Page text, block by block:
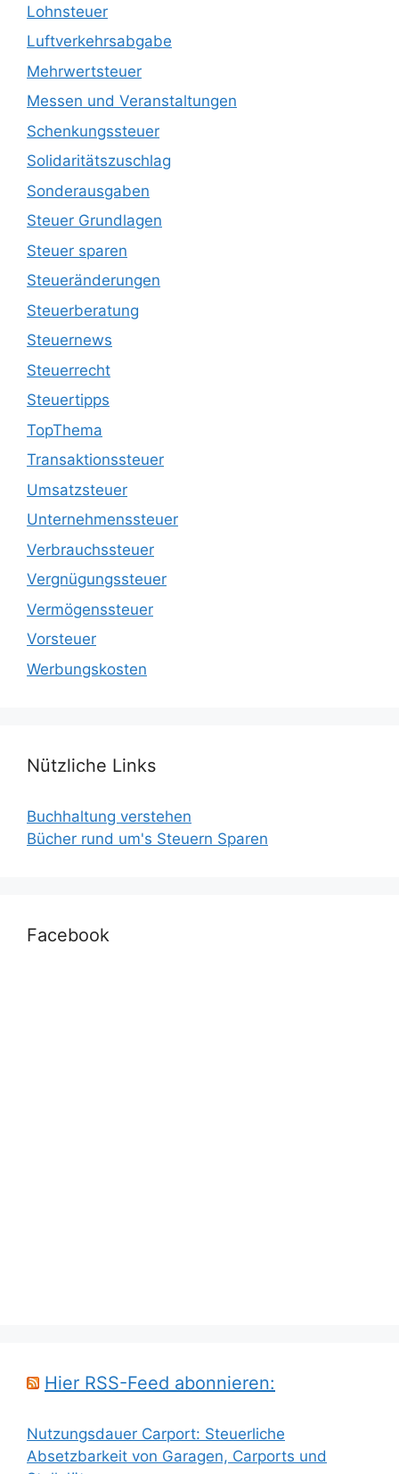
Lohnsteuer
Luftverkehrsabgabe
Mehrwertsteuer
Messen und Veranstaltungen
Schenkungssteuer
Solidaritätszuschlag
Sonderausgaben
Steuer Grundlagen
Steuer sparen
Steueränderungen
Steuerberatung
Steuernews
Steuerrecht
Steuertipps
TopThema
Transaktionssteuer
Umsatzsteuer
Unternehmenssteuer
Verbrauchssteuer
Vergnügungssteuer
Vermögenssteuer
Vorsteuer
Werbungskosten
Nützliche Links
Buchhaltung verstehen
Bücher rund um's Steuern Sparen
Facebook
Hier RSS-Feed abonnieren:
Nutzungsdauer Carport: Steuerliche
Absetzbarkeit von Garagen, Carports und